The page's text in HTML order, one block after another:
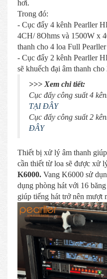
hơi.
Trong đó:
- Cục đẩy 4 kênh Pearller
4CH/ 8Ohms và 1500W x
thanh cho 4 loa Full
- Cục đẩy 2 kênh Pearller
sẽ khuếch đại âm thanh
>>> Xem chi tiết:
Cục đẩy công suất 4
TẠI ĐÂY
Cục đẩy công suất 2
ĐÂY
Thiết bị xử lý âm thanh
cần thiết từ loa sẽ được xử
K6000. Vang K6000 sử
dụng phòng hát với 16
giúp tiếng hát trở nên mượt